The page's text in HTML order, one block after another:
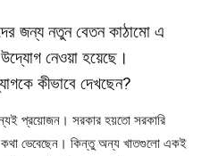
জন্য নতুন বেতন কাঠামো এ
নেওয়া হয়েছে।
কীভাবে দেখছেন?
প্রয়োজন। সরকার হয়তো সরকারি
কথা ভেবেছেন। কিন্তু অন্য খাতগুলো একই